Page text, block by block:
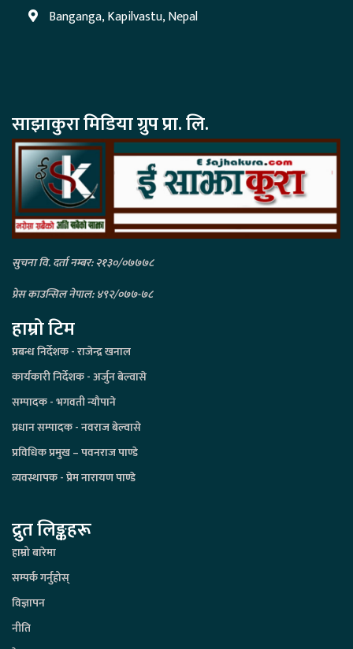
Banganga, Kapilvastu, Nepal
साझाकुरा मिडिया ग्रुप प्रा. लि.
सुचना वि. दर्ता नम्बर: २१३०/०७७७८
प्रेस काउन्सिल नेपाल: ४९२/०७७-७८
हाम्रो टिम
प्रबन्ध निर्देशक - राजेन्द्र खनाल
कार्यकारी निर्देशक - अर्जुन बेल्वासे
सम्पादक - भगवती न्यौपाने
प्रधान सम्पादक - नवराज बेल्वासे
प्रविधिक प्रमुख – पवनराज पाण्डे
व्यवस्थापक - प्रेम नारायण पाण्डे
द्रुत लिङ्कहरू
हाम्रो बारेमा
सम्पर्क गर्नुहोस्
विज्ञापन
नीति